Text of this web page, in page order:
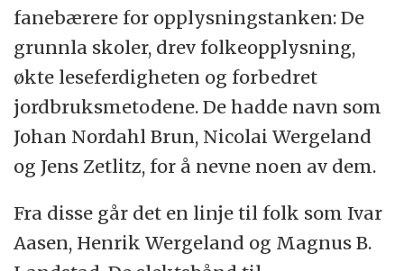
fanebærere for opplysningstanken: De
grunnla skoler, drev folkeopplysning,
økte leseferdigheten og forbedret
jordbruksmetodene. De hadde navn som
Johan Nordahl Brun, Nicolai Wergeland
og Jens Zetlitz, for å nevne noen av dem.
Fra disse går det en linje til folk som Ivar
Aasen, Henrik Wergeland og Magnus B.